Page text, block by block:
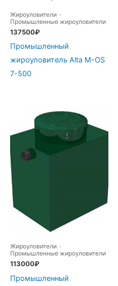
Жироуловители -
Промышленные жироуловители
137500₽
Промышленный
жироуловитель Alta М-OS
7-500
Жироуловители -
Промышленные жироуловители
113000₽
Промышленный